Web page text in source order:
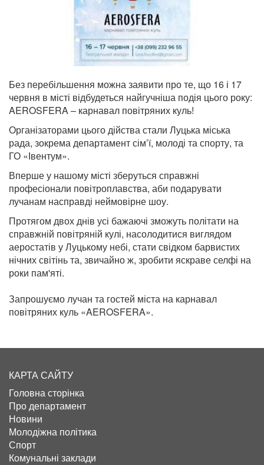
Без перебільшення можна заявити про те, що 16 і 17
червня в місті відбудеться найгучніша подія цього року:
AEROSFERA – карнавал повітряних куль!
Організаторами цього дійства стали Луцька міська
рада, зокрема департамент сім’ї, молоді та спорту, та
ГО «Івентум».
Вперше у нашому місті зберуться справжні
професіонали повітроплавства, аби подарувати
лучанам насправді неймовірне шоу.
Протягом двох днів усі бажаючі зможуть політати на
справжній повітряній кулі, насолодитися виглядом
аеростатів у Луцькому небі, стати свідком барвистих
нічних світінь та, звичайно ж, зробити яскраве селфі на
роки пам'яті.
Запрошуємо лучан та гостей міста на карнавал
повітряних куль «AEROSFERA».
КАРТА САЙТУ
Головна сторінка
Про департамент
Новини
Молодіжна політика
Спорт
Комунальні заклади